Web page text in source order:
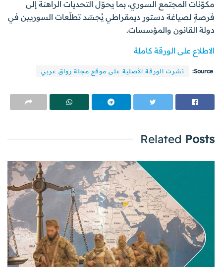
مكوّنات المجتمع السوري، بما يحوّل التحديات الراهنة إلى
فرصةٍ لصياغة دستورٍ ديمقراطي يُجسّد تطلّعات السوريين في
دولة القانون والمؤسسات.
الاطلاع على الورقة كاملة
Source: نشرت الورقة الأصلية على موقع مجلة رواق عربي
Related Posts